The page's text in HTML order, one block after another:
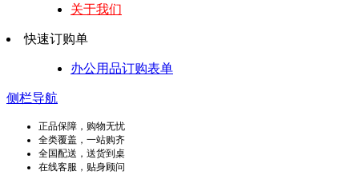
关于我们
快速订购单
办公用品订购表单
侧栏导航
正品保障，购物无忧
全类覆盖，一站购齐
全国配送，送货到桌
在线客服，贴身顾问